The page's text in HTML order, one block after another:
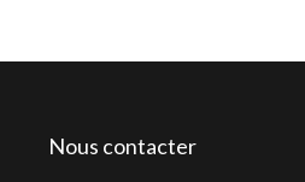
Nous contacter